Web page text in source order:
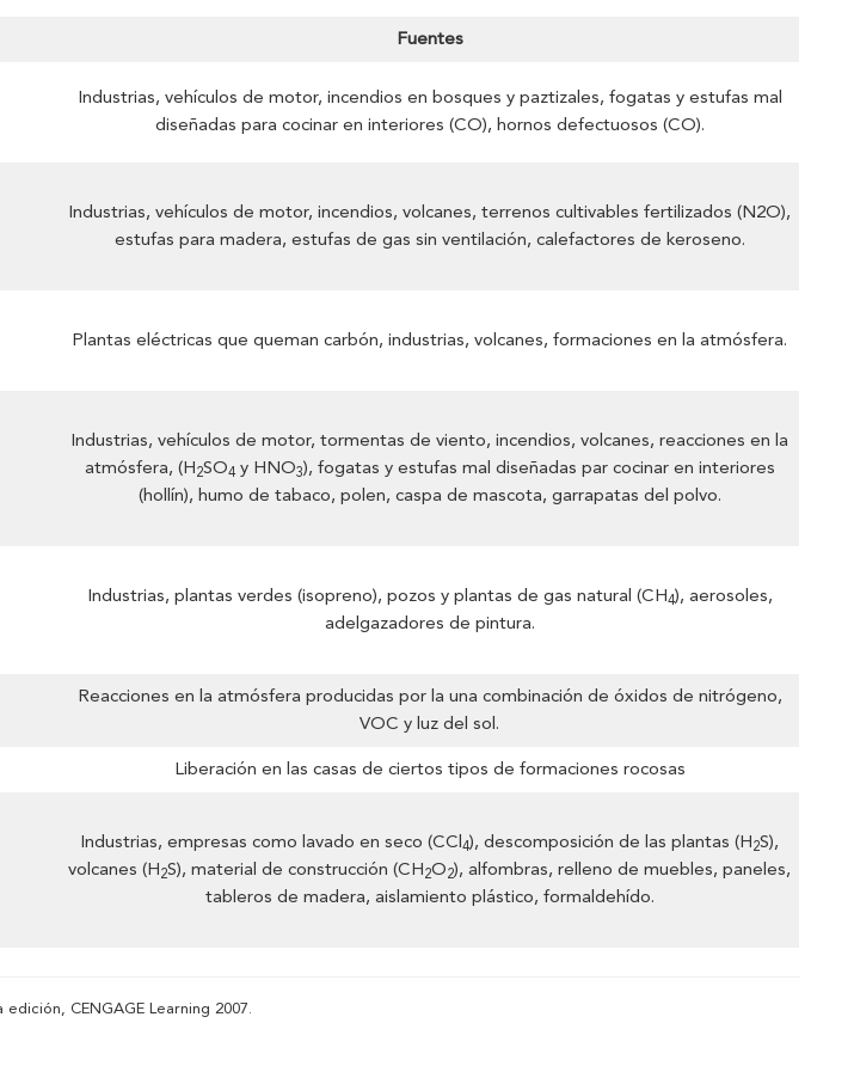
Fuentes
Industrias, vehículos de motor, incendios en bosques y paztizales, fogatas y estufas mal
diseñadas para cocinar en interiores (CO), hornos defectuosos (CO).
Industrias, vehículos de motor, incendios, volcanes, terrenos cultivables fertilizados (N2O),
estufas para madera, estufas de gas sin ventilación, calefactores de keroseno.
Plantas eléctricas que queman carbón, industrias, volcanes, formaciones en la atmósfera.
Industrias, vehículos de motor, tormentas de viento, incendios, volcanes, reacciones en la
atmósfera, (H2SO4y HNO3), fogatas y estufas mal diseñadas par cocinar en interiores
(hollín), humo de tabaco, polen, caspa de mascota, garrapatas del polvo.
Industrias, plantas verdes (isopreno), pozos y plantas de gas natural (CH4), aerosoles,
adelgazadores de pintura.
Reacciones en la atmósfera producidas por la una combinación de óxidos de nitrógeno,
VOC y luz del sol.
Liberación en las casas de ciertos tipos de formaciones rocosas
Industrias, empresas como lavado en seco (CCl4), descomposición de las plantas (H2S),
volcanes (H2S), material de construcción (CH2O2), alfombras, relleno de muebles, paneles,
tableros de madera, aislamiento plástico, formaldehído.
CENGAGE Learning 2007.